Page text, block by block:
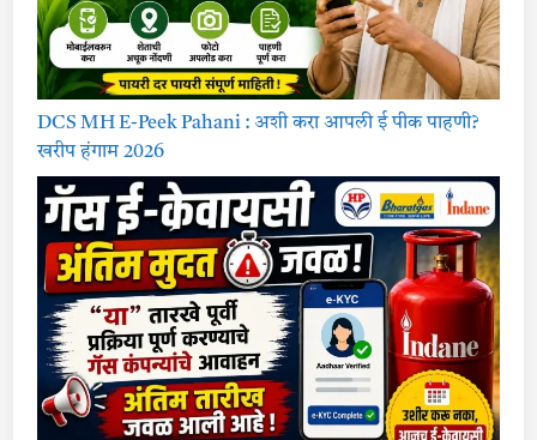
DCS MH E-Peek Pahani : अशी करा आपली ई पीक पाहणी?
खरीप हंगाम 2026